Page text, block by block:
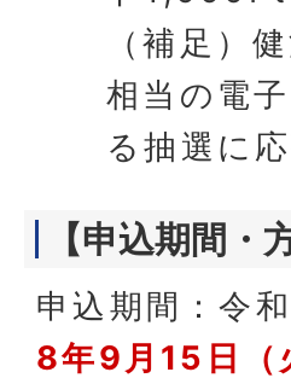
（補足）
相当の電
る抽選に
【申込期間・
申込期間：令
8年9月15日